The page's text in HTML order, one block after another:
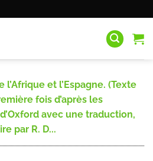
l’Afrique et l’Espagne. (Texte
fois d’après les
avec une traduction,
par R. D...